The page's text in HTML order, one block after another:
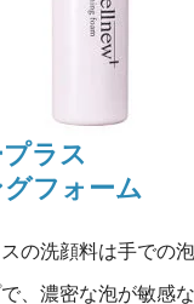
ラス
フォーム
の洗顔料は手での
、濃密な泡が敏感